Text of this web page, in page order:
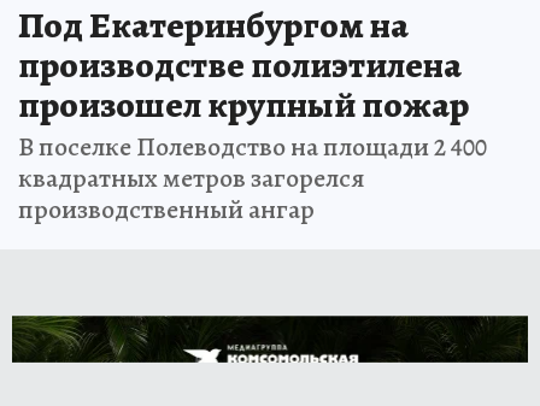
Под Екатеринбургом на
производстве полиэтилена
произошел крупный пожар
В поселке Полеводство на площади 2 400
квадратных метров загорелся
производственный ангар